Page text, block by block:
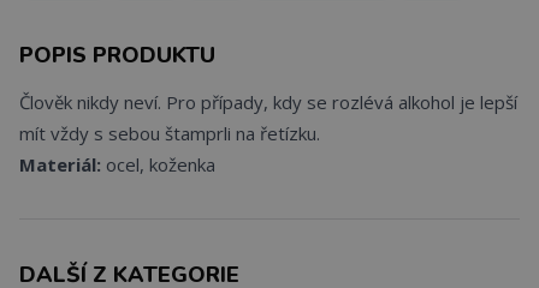
POPIS PRODUKTU
Člověk nikdy neví. Pro případy, kdy se rozlévá alkohol je lepší
mít vždy s sebou štamprli na řetízku.
Materiál: ocel, koženka
DALŠÍ Z KATEGORIE